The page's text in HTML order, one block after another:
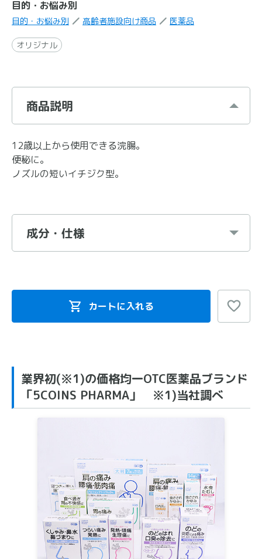
目的・お悩み別
目的・お悩み別 高齢者施設向け商品 医薬品
オリジナル
商品説明
12歳以上から使用できる浣腸。
便秘に。
ノズルの短いイチジク型。
成分・仕様
カートに入れる
業界初(※1)の価格均一OTC医薬品ブランド
「5COINS PHARMA」 ※1)当社調べ